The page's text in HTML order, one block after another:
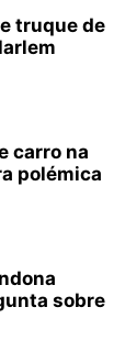
truque de
carro na
polémica
sobre